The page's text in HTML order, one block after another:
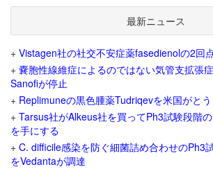
最新ニュース
+ Vistagen社の社交不安症薬fasedienolの2回
+ 嚢胞性線維症によるのではない気管支拡張
Sanofiが停止
+ Replimuneの黒色腫薬Tudriqevを米国がと
+ Tarsus社がAlkeus社を買ってPh3試験段階
を手にする
+ C. difficile感染を防ぐ細菌詰め合わせのPh3
をVedantaが調達